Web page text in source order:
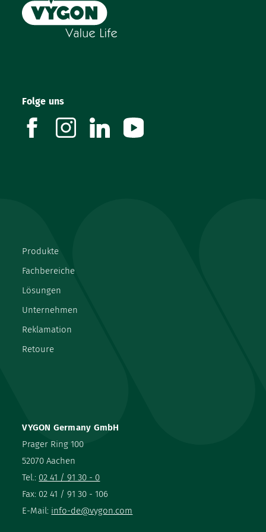
VYGON Germany GmbH
Prager Ring 100
52070 Aachen
Tel.: 02 41 / 91 30 - 0
Fax: 02 41 / 91 30 - 106
E-Mail: info-de@vygon.com
Produkte
Fachbereiche
Lösungen
Unternehmen
Reklamation
Retoure
Folge uns